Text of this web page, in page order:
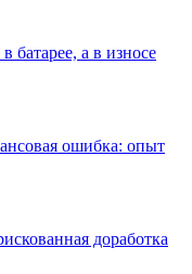
батарее, а в износе
ошибка: опыт
доработка